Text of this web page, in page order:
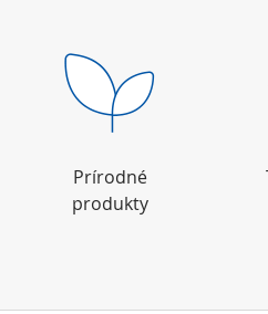
Prírodné
produkty